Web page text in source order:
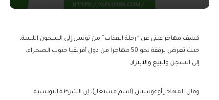
كشف مهاجر غيني عن “رحلة العذاب” من تونس إلى السجون الليبية،
حيث تعرض برفقة نحو 50 مهاجرا من دول أفريقيا جنوب الصحراء،
إلى السجن والبيع والابتزاز.
وقال المهاجر أوغوستان (اسم مستعار)، إن الشرطة التونسية